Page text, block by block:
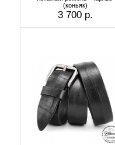
(коньяк)
3 700 р.